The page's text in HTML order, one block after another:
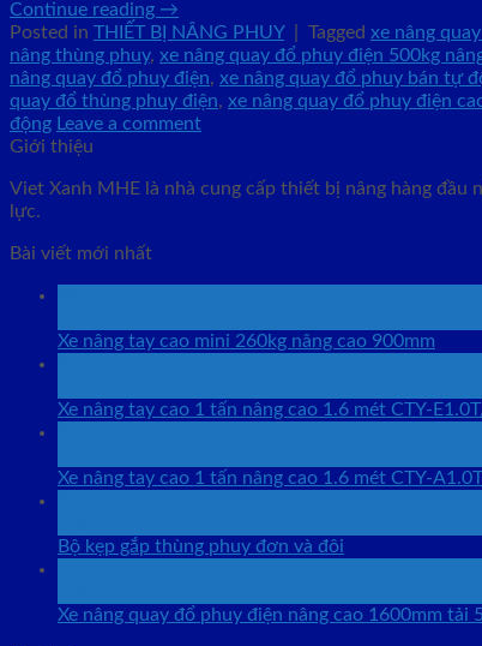
Continue reading →
Posted in THIẾT BỊ NÂNG PHUY Tagged xe nâng
nâng thùng phuy, xe nâng quay đổ phuy điện 500kg
nâng quay đổ phuy điện, xe nâng quay đổ phuy bán tự
quay đổ thùng phuy điện, xe nâng quay đổ phuy điện
động Leave a comment
Giới thiệu
Viet Xanh MHE là nhà cung cấp thiết bị nâng hàng đầu
lực.
Bài viết mới nhất
Xe nâng tay cao mini 260kg nâng cao 900mm
Xe nâng tay cao 1 tấn nâng cao 1.6 mét CTY-
Xe nâng tay cao 1 tấn nâng cao 1.6 mét CTY-
Bộ kẹp gắp thùng phuy đơn và đôi
Xe nâng quay đổ phuy điện nâng cao 1600mm tải